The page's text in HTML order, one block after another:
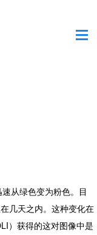
从绿色变为粉色。目
几天之内。这种变化在
）获得的这对图像中是